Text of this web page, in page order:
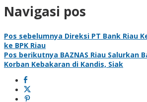
Navigasi pos
Pos sebelumnya Direksi PT Bank Riau
ke BPK Riau
Pos berikutnya BAZNAS Riau Salurkan
Korban Kebakaran di Kandis, Siak